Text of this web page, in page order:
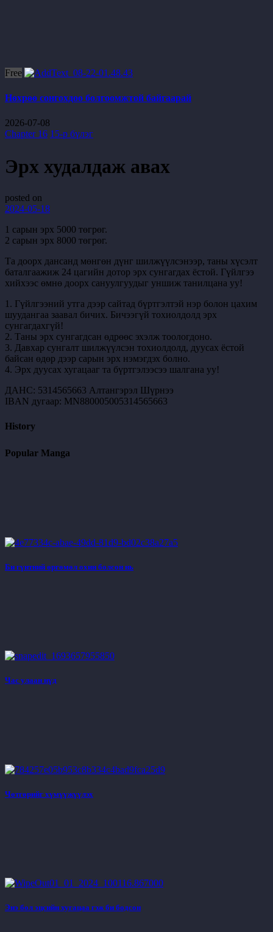
Free
Нөхрөө сонгохдоо болгоомжтой байгаарай
2026-07-08
Chapter 16 15-р бүлэг
Эрх худалдаж авах
posted on
2024-05-18
1 сарын эрх 5000 төгрөг.
2 сарын эрх 8000 төгрөг.
Та доорх дансанд мөнгөн дүнг шилжүүлсэнээр, таны хүсэлт
баталгаажиж 24 цагийн дотор эрх сунгагдах ёстой. Гүйлгээ
хийхээс өмнө доорх сануулгуудыг уншиж танилцана уу!
1. Гүйлгээний утга дээр сайтад бүртгэлтэй нэр болон цахим
шуудангаа заавал бичих. Бичээгүй тохиолдолд эрх
сунгагдахгүй!
2. Таны эрх сунгагдсан өдрөөс эхэлж тоологдоно.
3. Давхар сунгалт шилжүүлсэн тохиолдолд, дуусах ёстой
байсан өдөр дээр сарын эрх нэмэгдэх болно.
4. Эрх дуусах хугацааг та бүртгэлээсээ шалгана уу!
ДАНС: 5314565663 Алтангэрэл Шүрнээ
IBAN дугаар: MN880005005314565663
History
Popular Manga
Би гүнтний өргөмөл охин болсон нь
Час улаан нүд
Чөтгөрийг хүмүүжүүлэх
Энэ бол эцсийн хугацаа гэж би бодсон